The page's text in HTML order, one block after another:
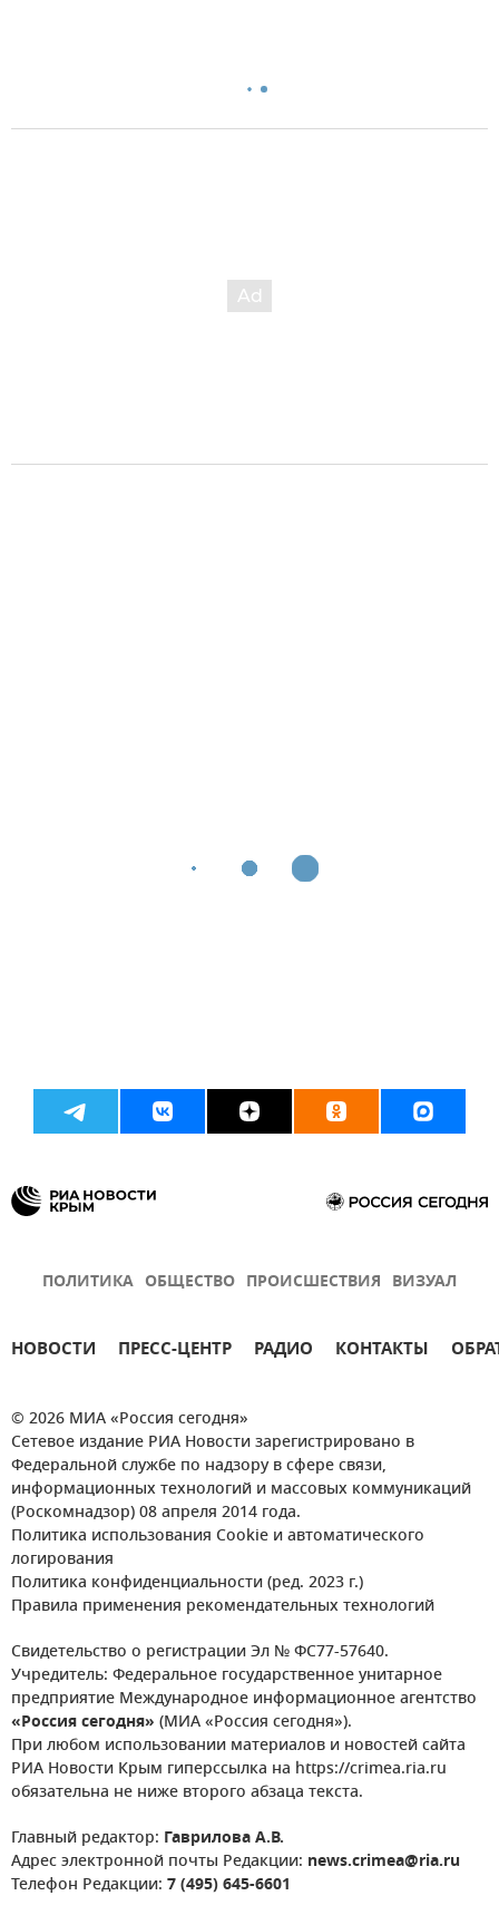
ПОЛИТИКА ОБЩЕСТВО ПРОИСШЕСТВИЯ ВИЗУАЛ
НОВОСТИ ПРЕСС-ЦЕНТР РАДИО КОНТАКТЫ
© 2026 МИА «Россия сегодня»
Сетевое издание РИА Новости зарегистрировано в
Федеральной службе по надзору в сфере связи,
информационных технологий и массовых коммуникаций
(Роскомнадзор) 08 апреля 2014 года.
Политика использования Cookie и автоматического
логирования
Политика конфиденциальности (ред. 2023 г.)
Правила применения рекомендательных технологий
Свидетельство о регистрации Эл № ФС77-57640.
Учредитель: Федеральное государственное унитарное
предприятие Международное информационное агентство
«Россия сегодня» (МИА «Россия сегодня»).
При любом использовании материалов и новостей сайта
РИА Новости Крым гиперссылка на https://crimea.ria.ru
обязательна не ниже второго абзаца текста.
Главный редактор: Гаврилова А.В.
Адрес электронной почты Редакции: news.crimea@ria.ru
Телефон Редакции: 7 (495) 645-6601